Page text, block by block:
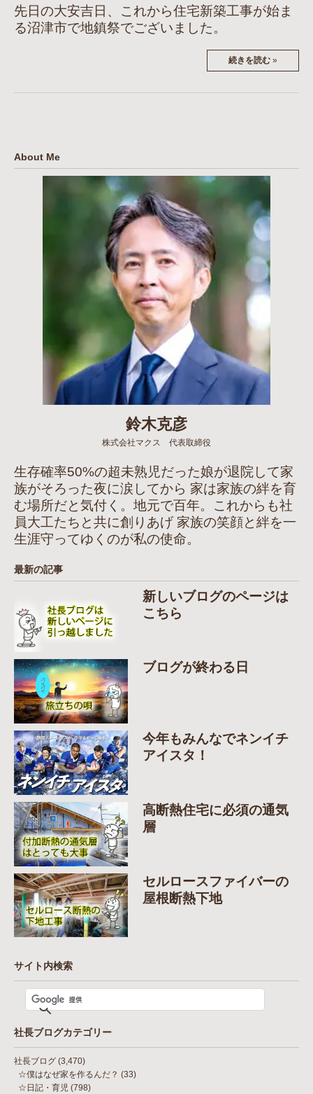
先日の大安吉日、これから住宅新築工事が始ま
る沼津市で地鎮祭でございました。
続きを読む »
About Me
鈴木克彦
株式会社マクス 代表取締役
生存確率50%の超未熟児だった娘が退院して家
族がそろった夜に涙してから 家は家族の絆を育
む場所だと気付く。地元で百年。これからも社
員大工たちと共に創りあげ 家族の笑顔と絆を一
生涯守ってゆくのが私の使命。
最新の記事
新しいブログのページは
こちら
ブログが終わる日
今年もみんなでネンイチ
アイスタ！
高断熱住宅に必須の通気
層
セルロースファイバーの
屋根断熱下地
サイト内検索
社長ブログカテゴリー
社長ブログ (3,470)
☆僕はなぜ家を作るんだ？ (33)
☆日記・育児 (798)